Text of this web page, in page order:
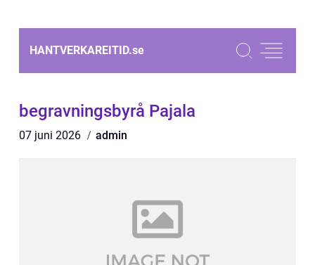
HANTVERKAREITID.se
begravningsbyrå Pajala
07 juni 2026 admin